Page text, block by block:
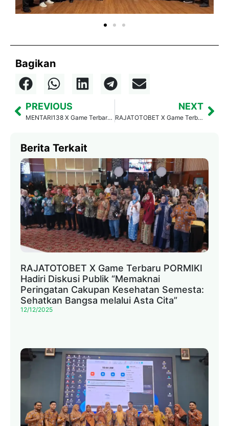
Bagikan
PREVIOUS
MENTARI138 X Game Terbaru PORMIKI Finalisasi Pedoman Rekam Medis Elektronik (RME)
NEXT
RAJATOTOBET X Game Terbaru PORMIKI Hadiri Diskusi Publik “Memaknai Peringatan Cakupan Kesehatan Semesta: Sehatkan Bangsa melalui Asta Cita”
Berita Terkait
RAJATOTOBET X Game Terbaru PORMIKI
Hadiri Diskusi Publik “Memaknai
Peringatan Cakupan Kesehatan Semesta:
Sehatkan Bangsa melalui Asta Cita”
12/12/2025